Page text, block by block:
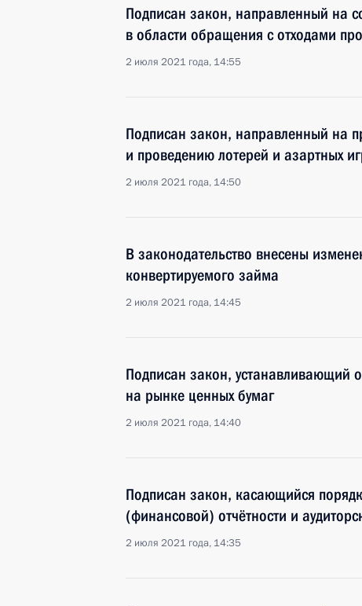
Подписан закон, направленный на
в области обращения с отходами
2 июля 2021 года, 14:55
Подписан закон, направленный на
и проведению лотерей и азартных
2 июля 2021 года, 14:50
В законодательство внесены
конвертируемого займа
2 июля 2021 года, 14:45
Подписан закон, устанавливающий
на рынке ценных бумаг
2 июля 2021 года, 14:40
Подписан закон, касающийся
(финансовой) отчётности и
2 июля 2021 года, 14:35